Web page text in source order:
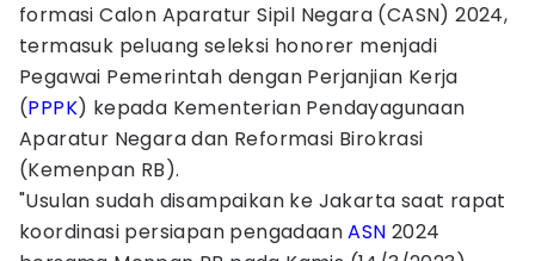
formasi Calon Aparatur Sipil Negara (CASN) 2024,
termasuk peluang seleksi honorer menjadi
Pegawai Pemerintah dengan Perjanjian Kerja
(PPPK) kepada Kementerian Pendayagunaan
Aparatur Negara dan Reformasi Birokrasi
(Kemenpan RB).
"Usulan sudah disampaikan ke Jakarta saat rapat
koordinasi persiapan pengadaanASN 2024